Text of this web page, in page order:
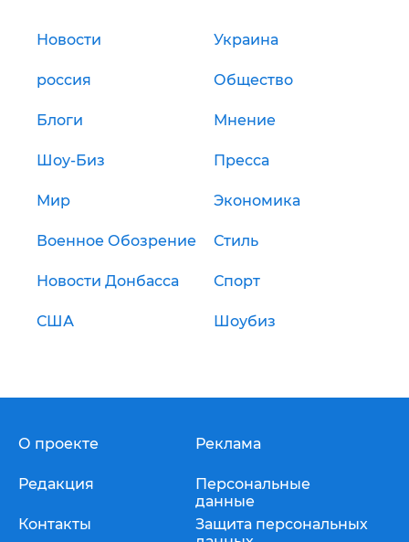
Новости Украина
россия Общество
Блоги Мнение
Шоу-Биз Пресса
Мир Экономика
Военное Обозрение Стиль
Новости Донбасса Спорт
США Шоубиз
О проекте
Редакция
Контакты
Реклама
Персональные
данные
Защита персональных